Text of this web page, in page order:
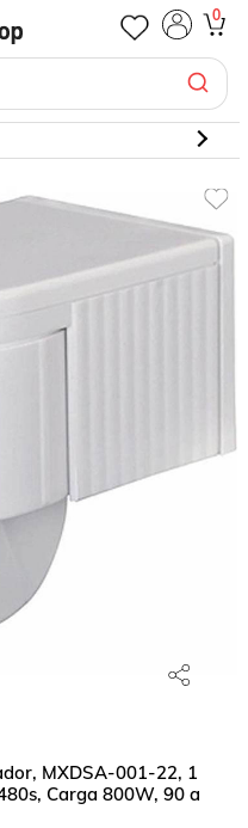
0
MXDSA-001-22, 1
Carga 800W, 90 a